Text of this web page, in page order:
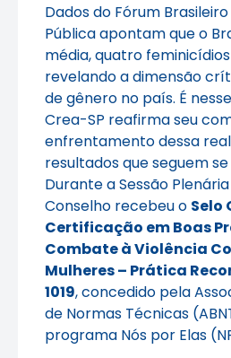
Dados do Fórum
Pública apontam que o
média, quatro
revelando a dimensão
de gênero no país. É
Crea-SP reafirma seu
enfrentamento dessa
resultados que seguem
Durante a Sessão
Conselho recebeu o Selo
Certificação em Boas
Combate à Violência
Mulheres – Prática
1019, concedido pela
de Normas Técnicas
programa Nós por Elas